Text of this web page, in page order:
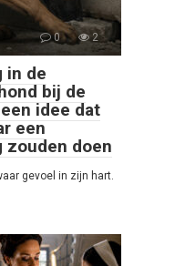
0 2
in de
bij de
idee dat
een
zouden doen
gevoel in zijn hart.